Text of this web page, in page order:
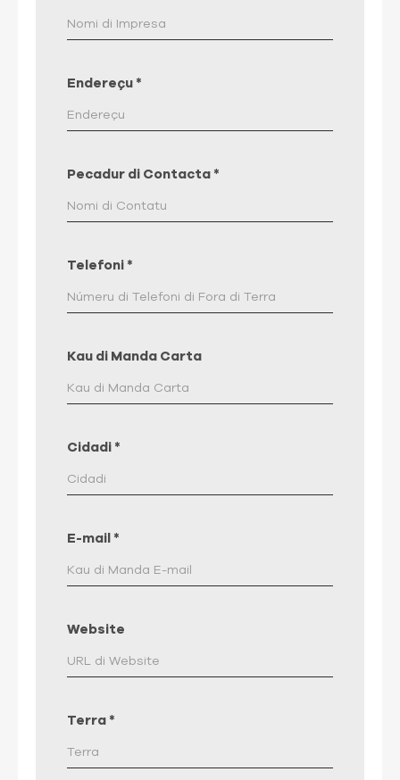
Endereçu *
Pecadur di Contacta *
Telefoni *
Kau di Manda Carta
Cidadi *
E-mail *
Website
Terra *